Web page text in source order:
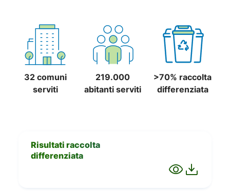
32 comuni
serviti
219.000
abitanti serviti
>70% raccolta
differenziata
Risultati raccolta
differenziata